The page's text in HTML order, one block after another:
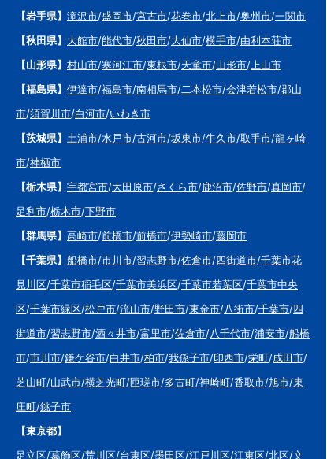
【岩手県】 滝沢市/盛岡市/宮古市/花巻市/北上市/奥州市/一関市
【秋田県】 大館市/能代市/秋田市/大仙市/横手市/由利本荘市
【山形県】 村山市/寒河江市/東根市/天童市/山形市/ 上山市
【福島県】 伊達市/福島市/南相馬市/二本松市/会津若松市/郡山
市/須賀川市/白河市/いわき市
【茨城県】 土浦市/水戸市/古河市/坂東市/牛久市/取手市/龍ヶ崎
市/神栖市
【栃木県】 宇都宮市/大田原市/さくら市/鹿沼市/佐野市/真岡市/
足利市/栃木市/下野市
【群馬県】 高崎市/前橋市/前橋市/伊勢崎市/藤岡市
【千葉県】 船橋市/市川市/習志野市/佐倉市/四街道市/千葉市花
見川区/千葉市稲毛区/千葉市美浜区/千葉市若葉区/千葉市中央
区/千葉市緑区/松戸市/流山市/野田市/東金市/八街市/千葉市/四
街道市/習志野市/酒々井市/富里市/佐倉市/八千代市/浦安市/船橋
市/市川市/鎌ケ谷市/白井市/柏市/我孫子市/印西市/栄町/成田市/
芝山町/山武市/横芝光町/匝瑳市/多古町/神崎町/香取市/旭市/東
庄町/銚子市
【東京都】
足立区/葛飾区/荒川区/台東区/墨田区/江戸川区/江東区/北区/文